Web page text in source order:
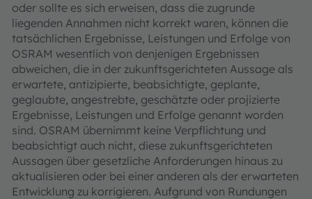
oder sollte es sich erweisen, dass die zugrunde
liegenden Annahmen nicht korrekt waren, können die
tatsächlichen Ergebnisse, Leistungen und Erfolge von
OSRAM wesentlich von denjenigen Ergebnissen
abweichen, die in der zukunftsgerichteten Aussage als
erwartete, antizipierte, beabsichtigte, geplante,
geglaubte, angestrebte, geschätzte oder projizierte
Ergebnisse, Leistungen und Erfolge genannt worden
sind. OSRAM übernimmt keine Verpflichtung und
beabsichtigt auch nicht, diese zukunftsgerichteten
Aussagen über gesetzliche Anforderungen hinaus zu
aktualisieren oder bei einer anderen als der erwarteten
Entwicklung zu korrigieren. Aufgrund von Rundungen